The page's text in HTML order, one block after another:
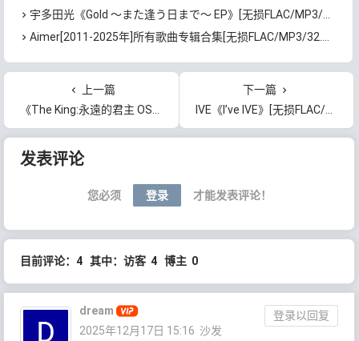
宇多田光《Gold ～また逢う日まで～ EP》[无损FLAC/MP3/496MB]百度云网盘下载
Aimer[2011-2025年]所有歌曲专辑合集[无损FLAC/MP3/32.44GB]百度云网盘下载
上一篇
《The King:永遠的君主 OST》[无损FLAC/MP3/791MB]百度云网盘下载
下一篇
IVE《I’ve IVE》[无损FLAC/MP3/863MB]百度云网盘下载
文章导航
发表评论
您必须 登录 才能发表评论！
目前评论：4 其中：访客 4 博主 0
dream
登录以回复
2025年12月17日 15:16 沙发